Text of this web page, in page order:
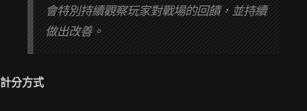
會特別持續觀察玩家對戰場的回饋，並持續
做出改善。
計分方式